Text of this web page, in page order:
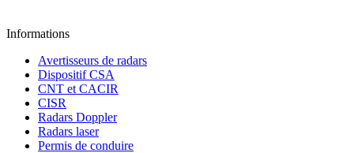
Informations
Avertisseurs de radars
Dispositif CSA
CNT et CACIR
CISR
Radars Doppler
Radars laser
Permis de conduire